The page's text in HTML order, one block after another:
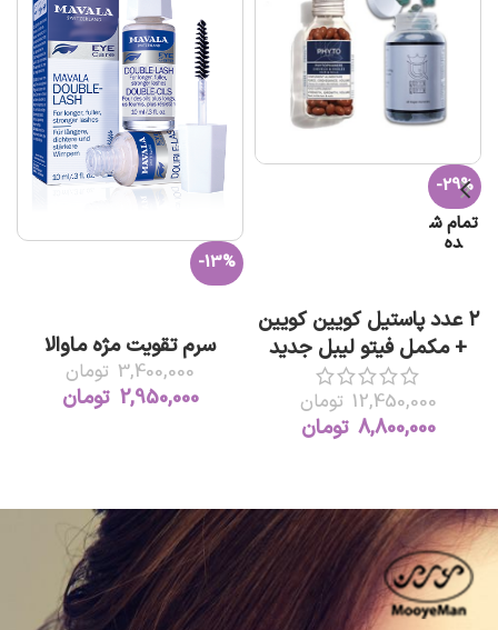
-29%
تمام ش
ده
۲ عدد پاستیل کویین کویین
+ مکمل فیتو لیبل جدید
12,450,000 تومان
8,800,000 تومان
-13%
سرم تقویت مژه ماوالا
3,400,000 تومان
2,950,000 تومان